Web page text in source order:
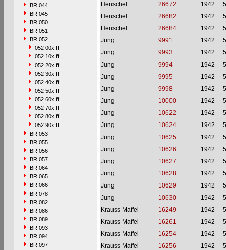
BR 044
BR 045
BR 050
BR 051
BR 052
052 00x ff
052 10x ff
052 20x ff
052 30x ff
052 40x ff
052 50x ff
052 60x ff
052 70x ff
052 80x ff
052 90x ff
BR 053
BR 055
BR 056
BR 057
BR 064
BR 065
BR 066
BR 078
BR 082
BR 086
BR 089
BR 093
BR 094
BR 097
Henschel
26672 1942
Henschel
26682 1942
Henschel
26684 1942
Jung
9991 1942
Jung
9993 1942
Jung
9994 1942
Jung
9995 1942
Jung
9998 1942
Jung
10000 1942
Jung
10622 1942
Jung
10624 1942
Jung
10625 1942
Jung
10626 1942
Jung
10627 1942
Jung
10628 1942
Jung
10629 1942
Jung
10630 1942
Krauss-Maffei
16249 1942
Krauss-Maffei
16261 1942
Krauss-Maffei
16254 1942
Krauss-Maffei
16256 1942